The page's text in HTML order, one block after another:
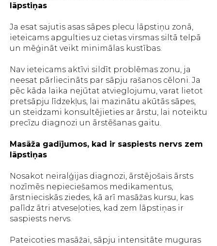
lāpstiņas
Ja esat sajutis asas sāpes plecu lāpstiņu zonā,
ieteicams apgulties uz cietas virsmas siltā telpā
un mēģināt veikt minimālas kustības.
Nav ieteicams aktīvi sildīt problēmas zonu, ja
neesat pārliecināts par sāpju rašanos cēloni. Ja
pēc kāda laika nejūtat atvieglojumu, varat lietot
pretsāpju līdzekļus, lai mazinātu akūtās sāpes,
un steidzami konsultējieties ar ārstu, lai noteiktu
precīzu diagnozi un ārstēšanas gaitu.
Masāža gadījumos, kad ir saspiests nervs zem
lāpstiņas
Nosakot neiralģijas diagnozi, ārstējošais ārsts
nozīmēs nepieciešamos medikamentus,
ārstnieciskās ziedes, kā arī masāžas kursu, kas
palīdz ātri atveseļoties, kad zem lāpstiņas ir
saspiests nervs.
Pateicoties masāžai, sāpju intensitāte muguras